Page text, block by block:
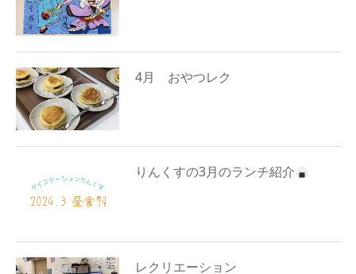
4月 おやつレク
りんくすの3月のランチ紹介
レクリエーション